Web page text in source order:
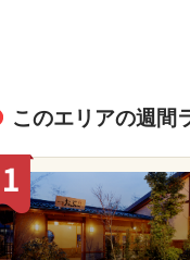
このエリアの週間